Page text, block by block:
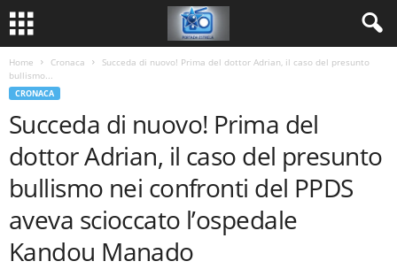
Home Cronaca
Succeda di nuovo! Prima del dottor Adrian, il caso del presunto
bullismo...
CRONACA
Succeda di nuovo! Prima del
dottor Adrian, il caso del presunto
bullismo nei confronti del PPDS
aveva scioccato l’ospedale
Kandou Manado